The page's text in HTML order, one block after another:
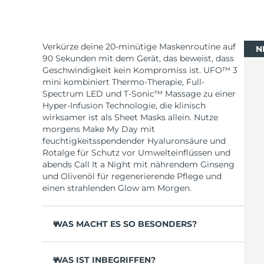
Verkürze deine 20-minütige Maskenroutine auf
90 Sekunden mit dem Gerät, das beweist, dass
Geschwindigkeit kein Kompromiss ist. UFO™ 3
mini kombiniert Thermo-Therapie, Full-
Spectrum LED und T-Sonic™ Massage zu einer
Hyper-Infusion Technologie, die klinisch
wirksamer ist als Sheet Masks allein. Nutze
morgens Make My Day mit
feuchtigkeitsspendender Hyaluronsäure und
Rotalge für Schutz vor Umwelteinflüssen und
abends Call It a Night mit nährendem Ginseng
und Olivenöl für regenerierende Pflege und
einen strahlenden Glow am Morgen.
WAS MACHT ES SO BESONDERS?
Hautfeuchtigkeit in 2 Minuten um 126 % und
WAS IST INBEGRIFFEN?